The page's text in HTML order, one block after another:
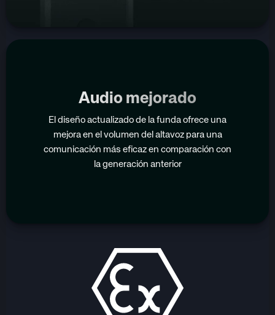
Audio mejorado
El diseño actualizado de la funda ofrece una
mejora en el volumen del altavoz para una
comunicación más eficaz en comparación con
la generación anterior